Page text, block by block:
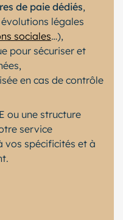
de paie dédiés,
légales
sociales…),
pour sécuriser et
en cas de contrôle
ou une structure
service
vos spécificités et à